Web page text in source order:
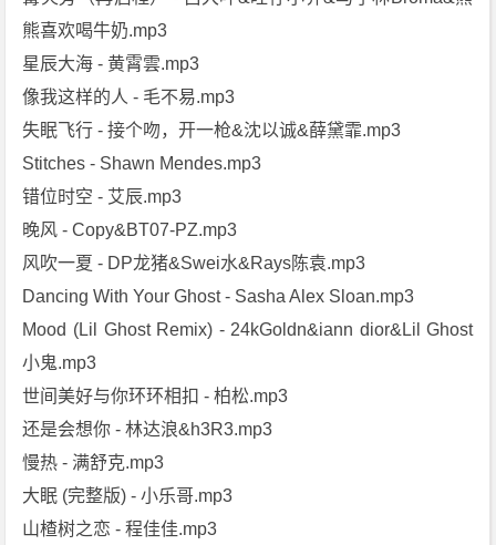
熊喜欢喝牛奶.mp3
星辰大海 - 黄霄雲.mp3
像我这样的人 - 毛不易.mp3
失眠飞行 - 接个吻，开一枪&沈以诚&薛黛霏.mp3
Stitches - Shawn Mendes.mp3
错位时空 - 艾辰.mp3
晚风 - Copy&BT07-PZ.mp3
风吹一夏 - DP龙猪&Swei水&Rays陈袁.mp3
Dancing With Your Ghost - Sasha Alex Sloan.mp3
Mood (Lil Ghost Remix) - 24kGoldn&iann dior&Lil Ghost
小鬼.mp3
世间美好与你环环相扣 - 柏松.mp3
还是会想你 - 林达浪&h3R3.mp3
慢热 - 满舒克.mp3
大眠 (完整版) - 小乐哥.mp3
山楂树之恋 - 程佳佳.mp3